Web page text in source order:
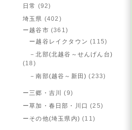
日常 (92)
埼玉県 (402)
ー越谷市 (361)
ー越谷レイクタウン (115)
－北部(北越谷～せんげん台)
(18)
－南部(越谷～新田) (233)
ー三郷・吉川
(9)
ー草加・春日部・川口 (25)
ーその他(埼玉県内) (11)